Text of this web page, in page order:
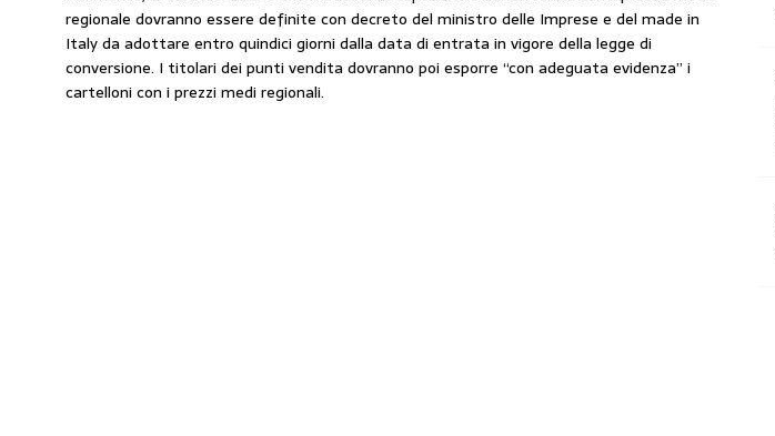
regionale dovranno essere definite con decreto del ministro delle Imprese e del made in
Italy da adottare entro quindici giorni dalla data di entrata in vigore della legge di
conversione. I titolari dei punti vendita dovranno poi esporre “con adeguata evidenza” i
cartelloni con i prezzi medi regionali.